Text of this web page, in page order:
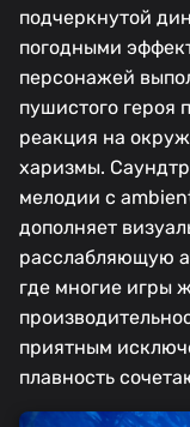
подчеркнутой
погодными
персонажей
пушистого героя
реакция на
харизмы.
мелодии с
дополняет
расслабляющую
где многие игры
приятным
плавность